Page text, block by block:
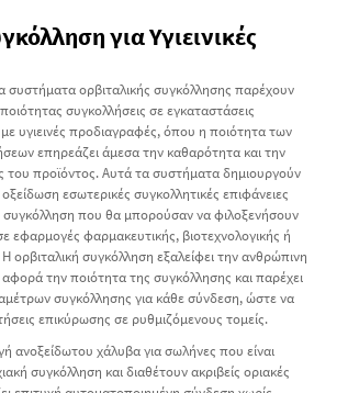
για Υγιεινικές
συστήματα ορβιταλικής συγκόλλησης παρέχουν
συγκολλήσεις σε εγκαταστάσεις
υγιεινές προδιαγραφές, όπου η ποιότητα των
επηρεάζει άμεσα την καθαρότητα και την
του προϊόντος. Αυτά τα συστήματα δημιουργούν
εσωτερικές συγκολλητικές επιφάνειες
συγκόλληση που θα μπορούσαν να φιλοξενήσουν
εφαρμογές φαρμακευτικής, βιοτεχνολογικής ή
ορβιταλική συγκόλληση εξαλείφει την ανθρώπινη
την ποιότητα της συγκόλλησης και παρέχει
συγκόλλησης για κάθε σύνδεση, ώστε να
επικύρωσης σε ρυθμιζόμενους τομείς.
ανοξείδωτου χάλυβα για σωλήνες που είναι
συγκόλληση και διαθέτουν ακριβείς οριακές